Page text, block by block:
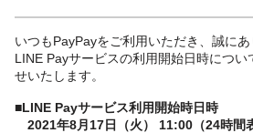
いつもPayPayをご利用いただき、誠にあ
LINE Payサービスの利用開始日時につい
せいたします。
■LINE Payサービス利用開始時日時
2021年8月17日（火） 11:00（24時間